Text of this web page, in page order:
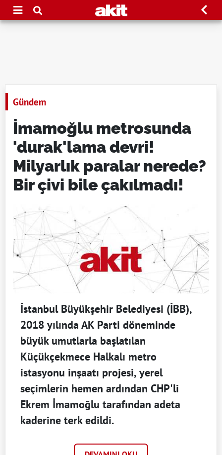
Gündem
İmamoğlu metrosunda
'durak'lama devri!
Milyarlık paralar nerede?
Bir çivi bile çakılmadı!
İstanbul Büyükşehir Belediyesi (İBB),
2018 yılında AK Parti döneminde
büyük umutlarla başlatılan
Küçükçekmece Halkalı metro
istasyonu inşaatı projesi, yerel
seçimlerin hemen ardından CHP'li
Ekrem İmamoğlu tarafından adeta
kaderine terk edildi.